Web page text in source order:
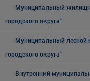
Муниципальный
городского округа"
Муниципальный лесной
городского округа"
Внутренний